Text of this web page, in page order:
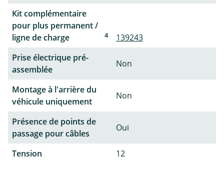
Kit complémentaire
pour plus permanent /
ligne de charge
4
139243
Prise électrique pré-
assemblée
Non
Montage à l'arrière du
véhicule uniquement
Non
Présence de points de
passage pour câbles
Oui
Tension 12